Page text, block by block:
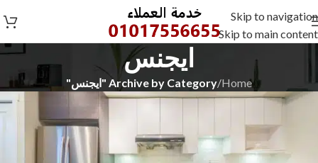
Skip to navigation
Skip to main content
ايجنس
Home
/Archive by Category "ايجنس"